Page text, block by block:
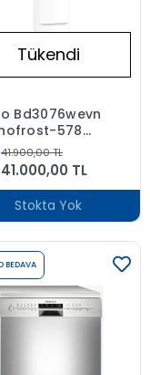
Tükendi
Bd3076wevn
578
41.900,00 TL
41.000,00 TL
Stokta Yok
BEDAVA